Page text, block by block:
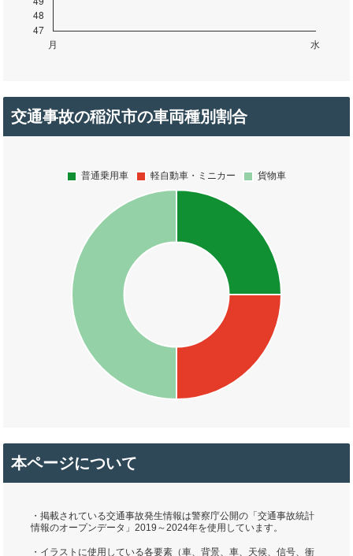
交通事故の稲沢市の車両種別割合
本ページについて
・掲載されている交通事故発生情報は警察庁公開の「交通事故統計
情報のオープンデータ」2019～2024年を使用しています。
・イラストに使用している各要素（車、背景、車、天候、信号、衝